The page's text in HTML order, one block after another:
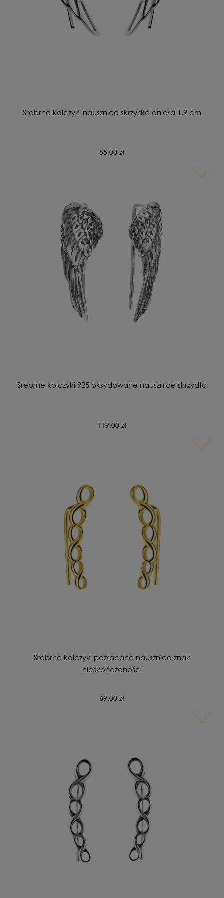
Srebrne kolczyki nausznice skrzydła anioła 1,9 cm
55,00 zł
Srebrne kolczyki 925 oksydowane nausznice skrzydła
119,00 zł
Srebrne kolczyki pozłacane nausznice znak
nieskończoności
69,00 zł